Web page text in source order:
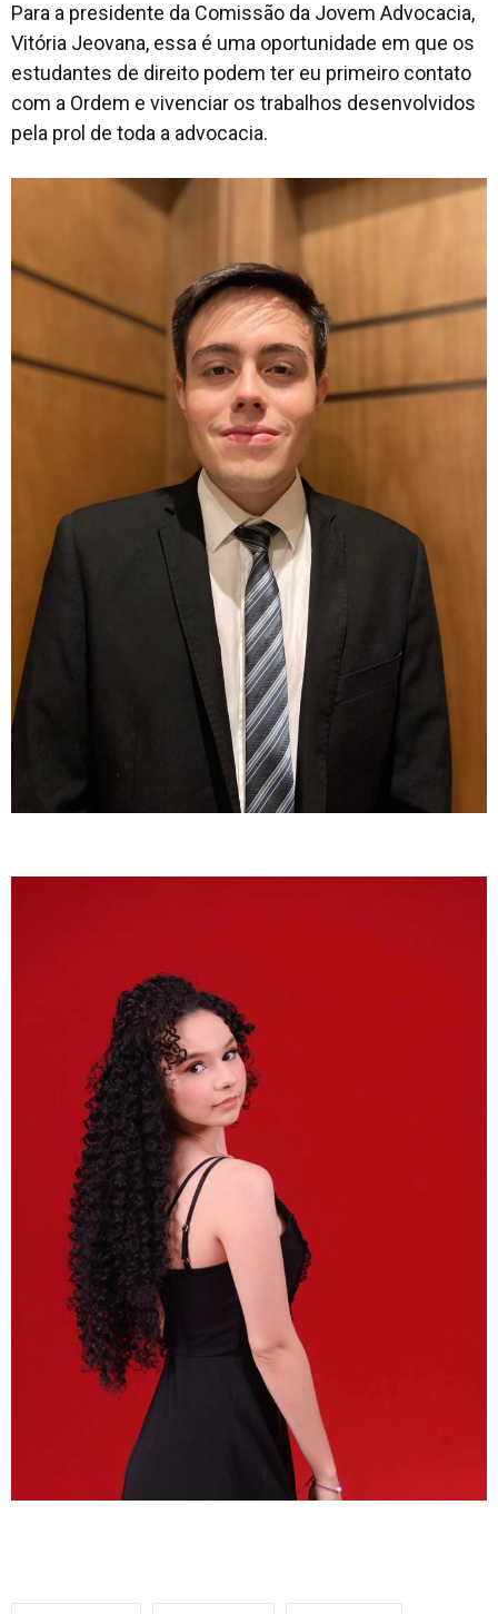
Para a presidente da Comissão da Jovem Advocacia,
Vitória Jeovana, essa é uma oportunidade em que os
estudantes de direito podem ter eu primeiro contato
com a Ordem e vivenciar os trabalhos desenvolvidos
pela prol de toda a advocacia.